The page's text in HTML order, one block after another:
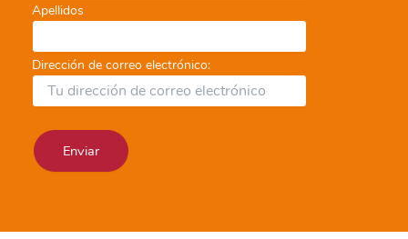
Apellidos
Dirección de correo electrónico: